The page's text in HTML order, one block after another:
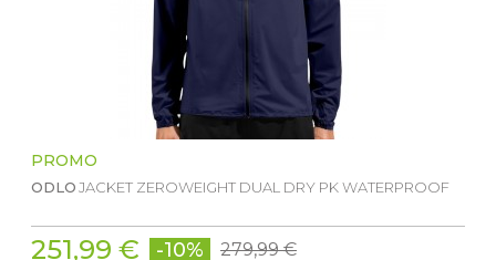
PROMO
ODLOJACKET ZEROWEIGHT DUAL DRY PK WATERPROOF
251,99 € -10% 279,99 €